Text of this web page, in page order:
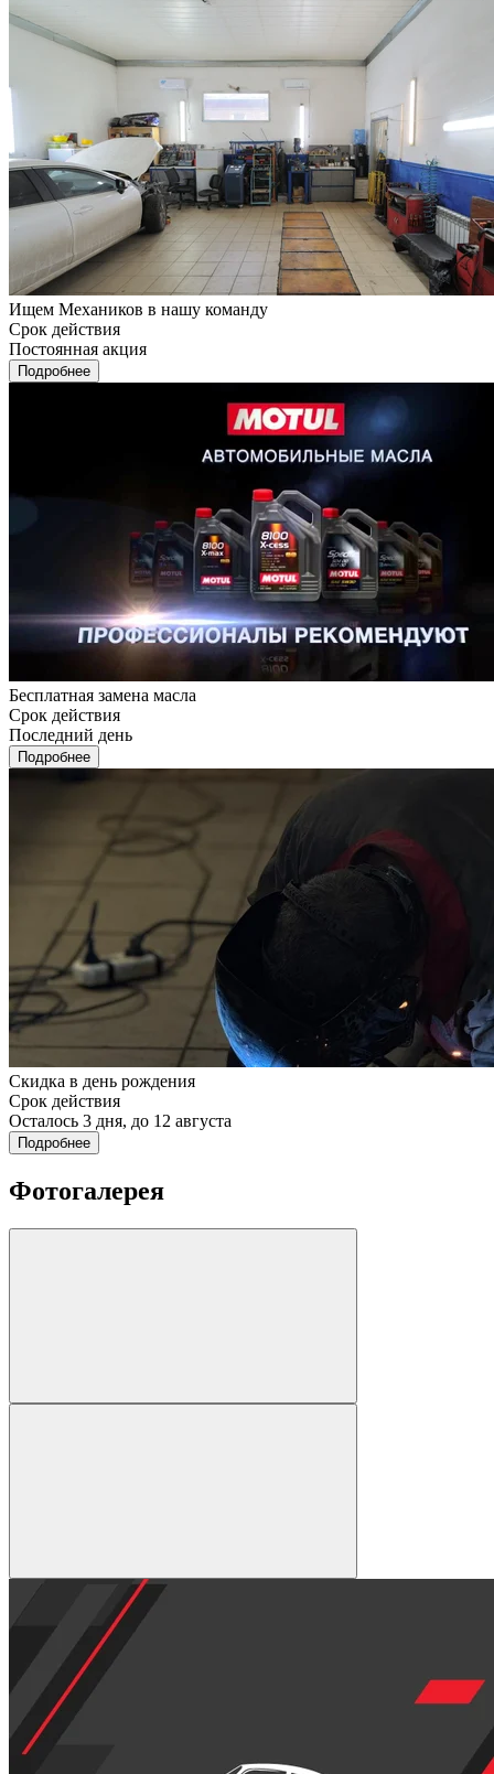
Ищем Механиков в нашу команду
Срок действия
Постоянная акция
Подробнее
Бесплатная замена масла
Срок действия
Последний день
Подробнее
Скидка в день рождения
Срок действия
Осталось 3 дня, до 12 августа
Подробнее
Фотогалерея